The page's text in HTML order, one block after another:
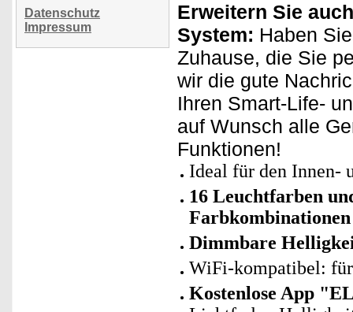
Datenschutz
Impressum
Erweitern Sie
System: Haben
Zuhause, die Sie
wir die gute
Ihren Smart-Life-
auf Wunsch alle
Funktionen!
Ideal für den Innen-
16 Leuchtfarben
Dimmbare
WiFi-kompatibel:
Kostenlose App